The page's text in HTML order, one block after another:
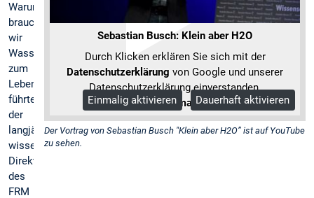
Sebastian Busch: Klein aber H2O
Durch Klicken erklären Sie sich mit der
Datenschutzerklärung von Google und unserer
Datenschutzerklärung einverstanden.
Mehr Informationen
Einmalig aktivieren Dauerhaft aktivieren
Der Vortrag von Sebastian Busch "Klein aber H2O” ist auf YouTube
zu sehen.
Warum
brauchen
wir
Wasser
zum
Leben?“
führte
der
langjährige
wissenschaftliche
Direktor
des
FRM